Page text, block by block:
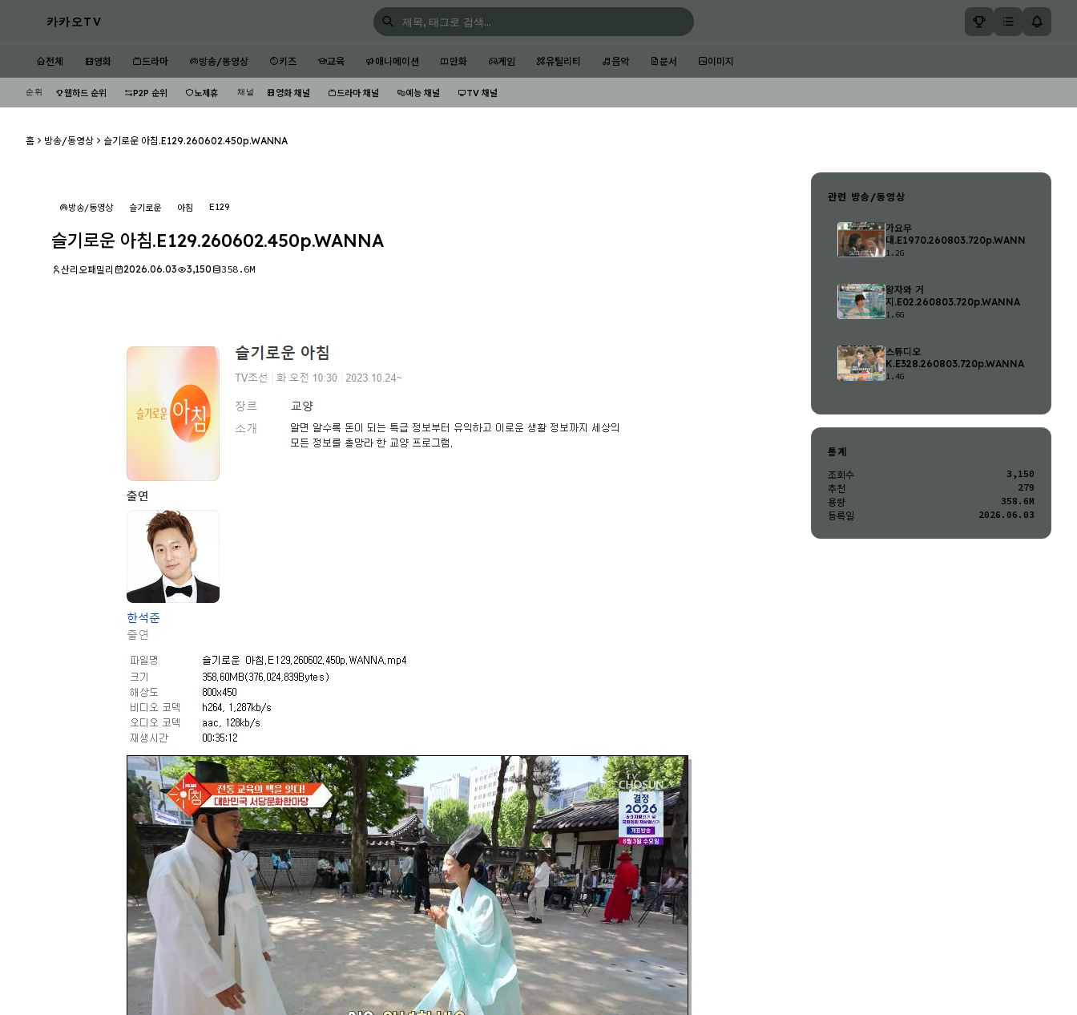
카카오TV
전체 영화 드라마 방송/동영상 키즈 교육 애니메이션 만화 게임 유틸리티 음악 문서 이미지
순위 웹하드 순위 P2P 순위 노제휴 채널 영화 채널 드라마 채널 예능 채널 TV 채널
홈 방송/동영상 슬기로운 아침.E129.260602.450p.WANNA
방송/동영상 슬기로운 아침 E129
슬기로운 아침.E129.260602.450p.WANNA
산리오패밀리 2026.06.03 3,150 358.6M
관련 방송/동영상
가요무
대.E1970.260803.720p.WANNA
1.2G
왕자와 거
지.E02.260803.720p.WANNA
1.6G
스튜디오
K.E328.260803.720p.WANNA
1.4G
통계
조회수
3,150
추천
279
용량
358.6M
등록일
2026.06.03